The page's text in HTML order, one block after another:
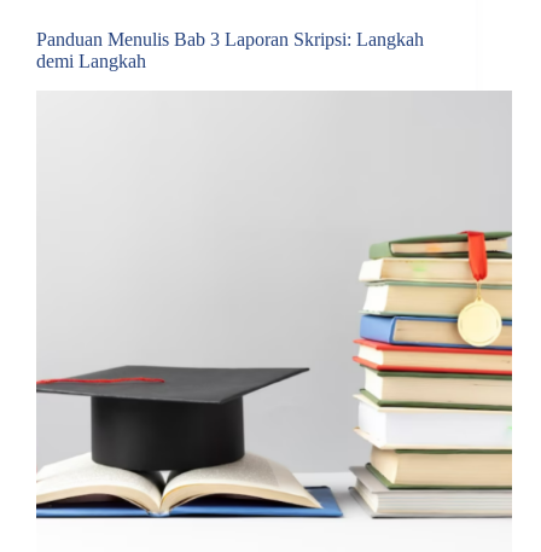
Panduan Menulis Bab 3 Laporan Skripsi: Langkah
demi Langkah